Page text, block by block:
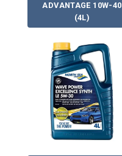
ADVANTAGE 10W-40
(4L)